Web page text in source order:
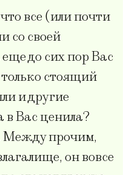
все (или почти
со своей
до сих пор Вас
только стоящий
и другие
в Вас ценила?
Между прочим,
он вовсе